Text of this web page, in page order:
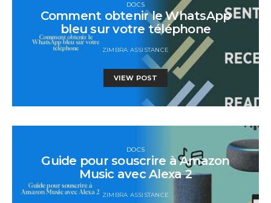
DOCS
Comment obtenir le WhatsApp
bleu sur votre téléphone
ZIMBRA ASSISTANCE
VIEW POST
DOCS
Guide pour souscrire à Amazon
Music avec Alexa 2
ZIMBRA ASSISTANCE